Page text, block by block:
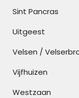
Sint Pancras
Uitgeest
Velsen /
Vijfhuizen
Westzaan